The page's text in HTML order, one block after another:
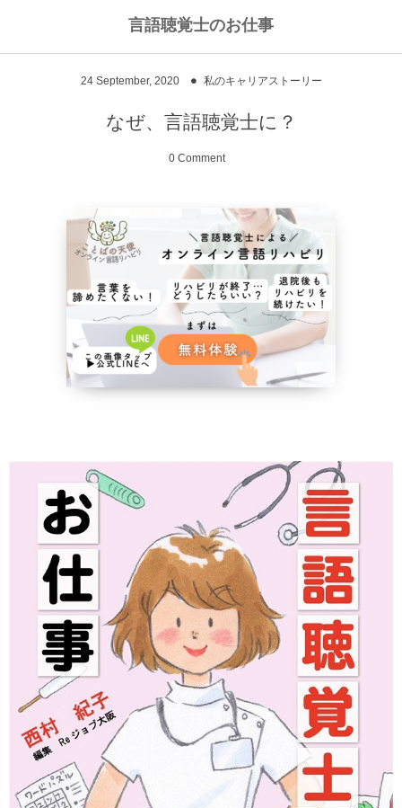
言語聴覚士のお仕事
24 September, 2020 私のキャリアストーリー
なぜ、言語聴覚士に？
0 Comment
スピーチコネクト
脳に何かがあったとき
NPO法人Reジョブ大阪
貧血改善